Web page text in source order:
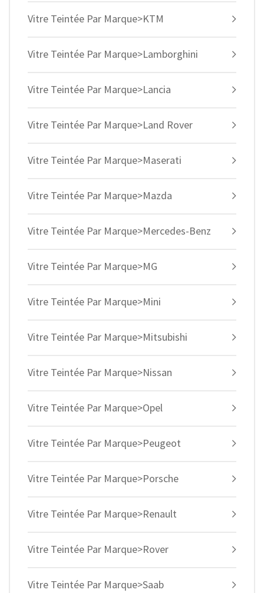
Vitre Teintée Par Marque>KTM
Vitre Teintée Par Marque>Lamborghini
Vitre Teintée Par Marque>Lancia
Vitre Teintée Par Marque>Land Rover
Vitre Teintée Par Marque>Maserati
Vitre Teintée Par Marque>Mazda
Vitre Teintée Par Marque>Mercedes-Benz
Vitre Teintée Par Marque>MG
Vitre Teintée Par Marque>Mini
Vitre Teintée Par Marque>Mitsubishi
Vitre Teintée Par Marque>Nissan
Vitre Teintée Par Marque>Opel
Vitre Teintée Par Marque>Peugeot
Vitre Teintée Par Marque>Porsche
Vitre Teintée Par Marque>Renault
Vitre Teintée Par Marque>Rover
Vitre Teintée Par Marque>Saab